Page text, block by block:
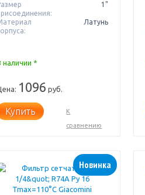
1"
Латунь
наличии *
1096 руб.
Купить
К
сравнению
Новинка